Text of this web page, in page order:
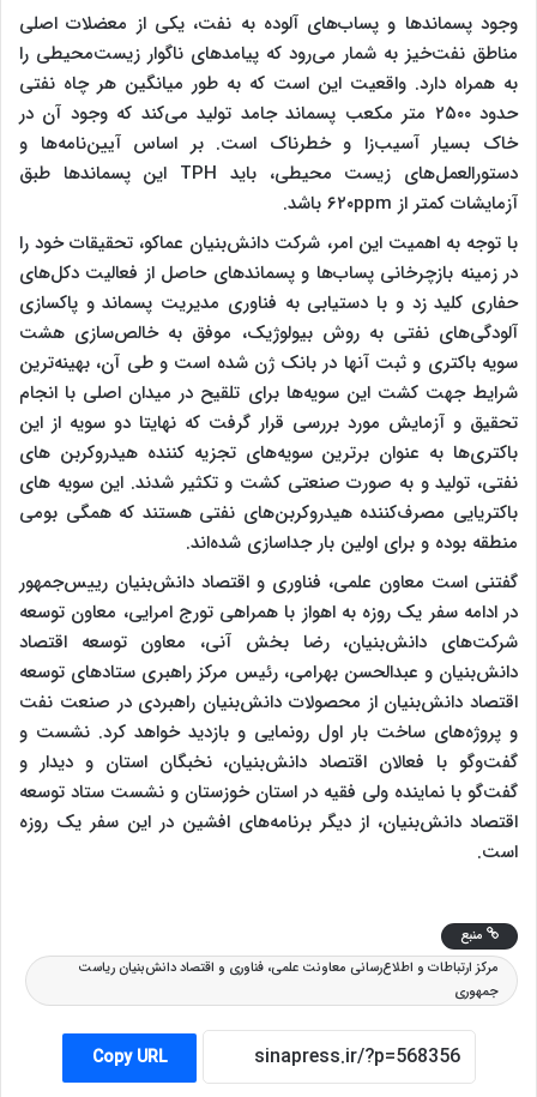
وجود پسماندها و پساب‌های آلوده به نفت، یکی از معضلات اصلی
مناطق نفت‌خیز به شمار می‌رود که پیامدهای ناگوار زیست‌محیطی را
به همراه دارد. واقعیت این است که به طور میانگین هر چاه نفتی
حدود ۲۵۰۰ متر مکعب پسماند جامد تولید می‌کند که وجود آن در
خاک بسیار آسیب‌زا و خطرناک است. بر اساس آیین‌نامه‌ها و
دستورالعمل‌های زیست محیطی، باید TPH این پسماندها طبق
آزمایشات کمتر از ۶۲۰ppm باشد.
با توجه به اهمیت این امر، شرکت دانش‌بنیان عماکو، تحقیقات خود را
در زمینه بازچرخانی پساب‌ها و پسماندهای حاصل از فعالیت دکل‌های
حفاری کلید زد و با دستیابی به فناوری مدیریت پسماند و پاکسازی
آلودگی‌های نفتی به روش بیولوژیک، موفق به خالص‌سازی هشت
سویه باکتری و ثبت آنها در بانک ژن شده است و طی آن، بهینه‌ترین
شرایط جهت کشت این سویه‌ها برای تلقیح در میدان اصلی با انجام
تحقیق و آزمایش مورد بررسی قرار گرفت که نهایتا دو سویه از این
باکتری‌ها به عنوان برترین سویه‌های تجزیه کننده هیدروکربن های
نفتی، تولید و به صورت صنعتی کشت و تکثیر شدند. این سویه های
باکتریایی مصرف‌کننده هیدروکربن‌های نفتی هستند که همگی بومی
منطقه بوده و برای اولین بار جداسازی شده‌اند.
گفتنی است معاون علمی، فناوری و اقتصاد دانش‌بنیان رییس‌جمهور
در ادامه سفر یک روزه به اهواز با همراهی تورج امرایی، معاون توسعه
شرکت‌های دانش‌بنیان، رضا بخش آنی، معاون توسعه اقتصاد
دانش‌بنیان و عبدالحسن بهرامی، رئیس مرکز راهبری ستادهای توسعه
اقتصاد دانش‌بنیان از محصولات دانش‌بنیان راهبردی در صنعت نفت
و پروژه‌های ساخت بار اول رونمایی و بازدید خواهد کرد. نشست و
گفت‌وگو با فعالان اقتصاد دانش‌بنیان، نخبگان استان و دیدار و
گفت‌گو با نماینده ولی فقیه در استان خوزستان و نشست ستاد توسعه
اقتصاد دانش‌بنیان، از دیگر برنامه‌های افشین در این سفر یک روزه
است.
منبع
مرکز ارتباطات و اطلاع‌رسانی معاونت علمی، فناوری و اقتصاد دانش‌بنیان ریاست
جمهوری
Copy URL